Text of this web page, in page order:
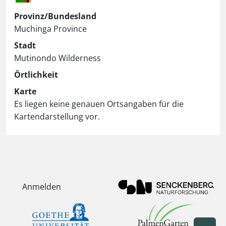
Provinz/Bundesland
Muchinga Province
Stadt
Mutinondo Wilderness
Örtlichkeit
Karte
Es liegen keine genauen Ortsangaben für die
Kartendarstellung vor.
Anmelden